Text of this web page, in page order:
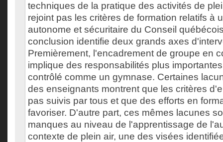
techniques de la pratique des activités de
rejoint pas les critères de formation relatifs à
autonome et sécuritaire du Conseil
conclusion identifie deux grands axes
Premièrement, l'encadrement de groupe en
implique des responsabilités plus
contrôlé comme un gymnase. Certaines
des enseignants montrent que les critères
pas suivis par tous et que des efforts en
favoriser. D'autre part, ces mêmes lacunes
manques au niveau de l'apprentissage de
contexte de plein air, une des visées